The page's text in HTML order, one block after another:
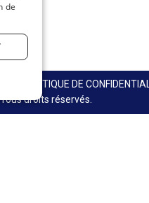
LinkedIn
POLITIQUE DE
droits réservés.
ITALIAN
de